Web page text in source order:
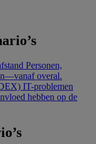
Personen,
overal.
IT-problemen
hebben op de